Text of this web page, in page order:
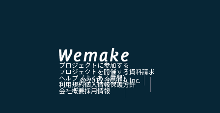
プロジェクトに参加する
プロジェクトを開催する資料請求
ヘルプ（よくある質問）
利用規約個人情報保護方針
会社概要採用情報
© 2012-2026A Inc.